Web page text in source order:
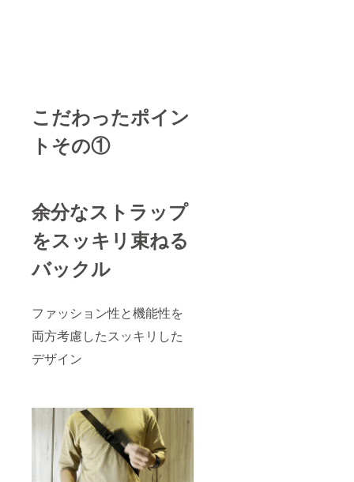
こだわったポイン
トその①
余分なストラップ
をスッキリ束ねる
バックル
ファッション性と機能性を
両方考慮したスッキリした
デザイン